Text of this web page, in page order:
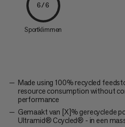
6/6
Sportklimmen
Made using 100% recycled
resource consumption without
performance
Gemaakt van [X]% gerecyclede
Ultramid® Ccycled® - in een